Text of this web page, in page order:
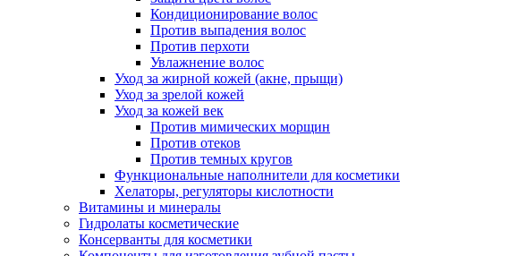
Кондиционирование волос
Против выпадения волос
Против перхоти
Увлажнение волос
Уход за жирной кожей (акне, прыщи)
Уход за зрелой кожей
Уход за кожей век
Против мимических морщин
Против отеков
Против темных кругов
Функциональные наполнители для косметики
Хелаторы, регуляторы кислотности
Витамины и минералы
Гидролаты косметические
Консерванты для косметики